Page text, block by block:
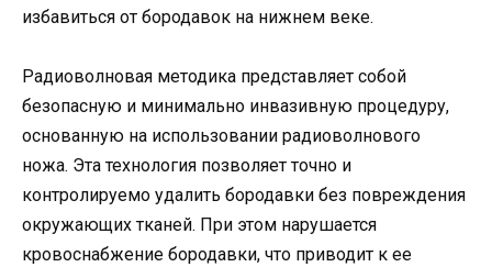
избавиться от бородавок на нижнем веке.
Радиоволновая методика представляет собой
безопасную и минимально инвазивную процедуру,
основанную на использовании радиоволнового
ножа. Эта технология позволяет точно и
контролируемо удалить бородавки без повреждения
окружающих тканей. При этом нарушается
кровоснабжение бородавки, что приводит к ее